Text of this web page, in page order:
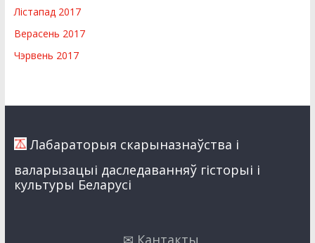
Лістапад 2017
Верасень 2017
Чэрвень 2017
Лабараторыя скарыназнаўства i
валарызацыi даследаванняў гiсторыi i
культуры Беларусi
✉ Кантакты